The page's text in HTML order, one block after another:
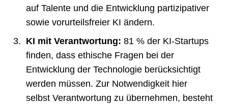
auf Talente und die Entwicklung partizipativer
sowie vorurteilsfreier KI ändern.
KI mit Verantwortung: 81 % der KI-Startups
finden, dass ethische Fragen bei der
Entwicklung der Technologie berücksichtigt
werden müssen. Zur Notwendigkeit hier
selbst Verantwortung zu übernehmen, besteht